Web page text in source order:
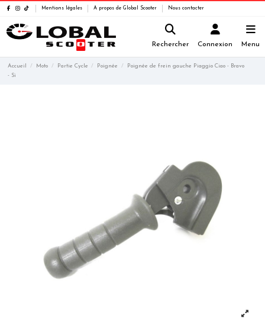
Mentions légales A propos de Global Scooter Nous contacter
Rechercher Connexion Menu
Accueil Moto Partie Cycle Poignée
Poignée de frein gauche Piaggio Ciao - Bravo
- Si